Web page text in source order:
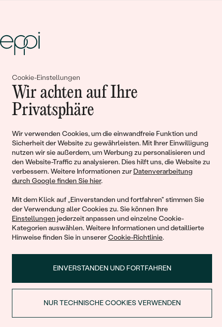
Cookie-Einstellungen
Wir achten auf Ihre
Privatsphäre
Wir verwenden Cookies, um die einwandfreie Funktion und
Sicherheit der Website zu gewährleisten. Mit Ihrer Einwilligung
nutzen wir sie außerdem, um Werbung zu personalisieren und
den Website-Traffic zu analysieren. Dies hilft uns, die Website zu
verbessern. Weitere Informationen zur Datenverarbeitung
durch Google finden Sie hier.
Mit dem Klick auf „Einverstanden und fortfahren" stimmen Sie
der Verwendung aller Cookies zu. Sie können Ihre
Einstellungen jederzeit anpassen und einzelne Cookie-
Kategorien auswählen. Weitere Informationen und detaillierte
Hinweise finden Sie in unsererCookie-Richtlinie.
EINVERSTANDEN UND FORTFAHREN
NUR TECHNISCHE COOKIES VERWENDEN
Gemeinsam erschaffen wir
Geschichten von Schönheit und
Liebe
Begleiten Sie uns!
© 2011 - 2026, Eppi.de
RABATT BEIM ERSTEN KAUF